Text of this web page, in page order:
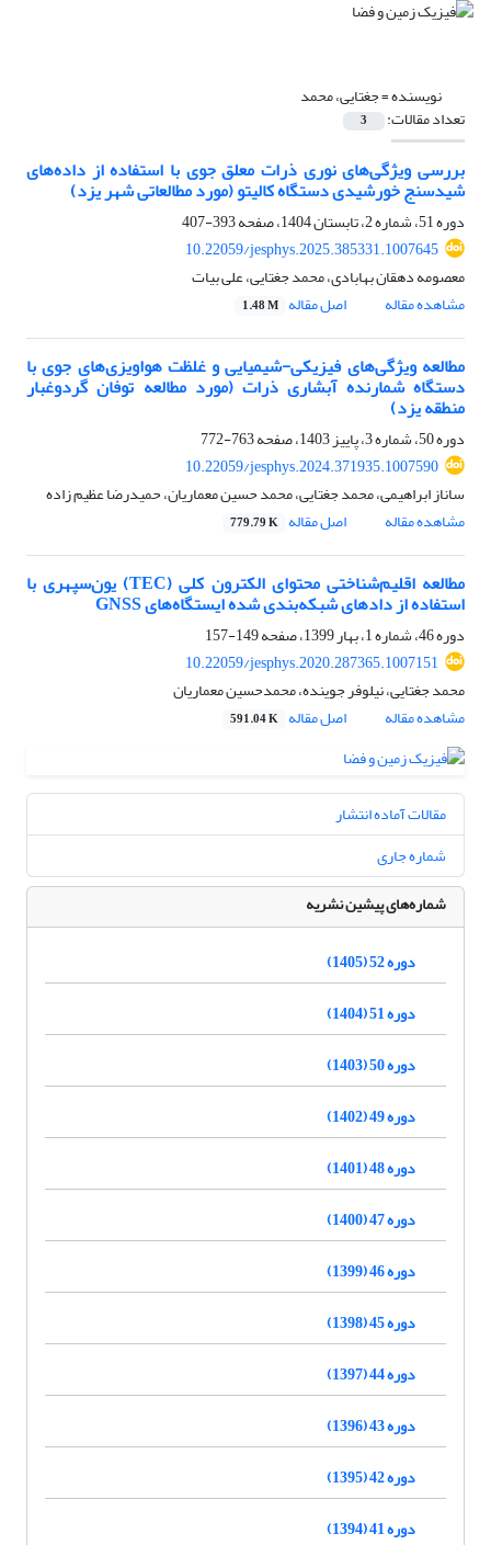
نویسنده =جغتایی، محمد
تعداد مقالات: 3
بررسی ویژگی‌های نوری ذرات معلق جوی با استفاده از داده‌های
شیدسنج خورشیدی دستگاه کالیتو (مورد مطالعاتی شهر یزد)
دوره 51، شماره 2، تابستان 1404، صفحه
393-407
10.22059/jesphys.2025.385331.1007645
معصومه دهقان بهابادی، محمد جغتایی، علی بیات
مشاهده مقاله
اصل مقاله 1.48 M
مطالعه ویژگی‌های فیزیکی-شیمیایی و غلظت هواویزی‌های جوی با
دستگاه شمارنده آبشاری ذرات (مورد مطالعه توفان گردوغبار
منطقه یزد)
دوره 50، شماره 3، پاییز 1403، صفحه
763-772
10.22059/jesphys.2024.371935.1007590
ساناز ابراهیمی، محمد جغتایی، محمد حسین معماریان، حمیدرضا عظیم زاده
مشاهده مقاله
اصل مقاله 779.79 K
مطالعه اقلیم‌شناختی محتوای الکترون کلی (TEC) یون‌سپهری با
استفاده از داد‌های شبکه‌بندی شده ایستگاه‌های GNSS
دوره 46، شماره 1، بهار 1399، صفحه
149-157
10.22059/jesphys.2020.287365.1007151
محمد جغتایی، نیلوفر جوینده، محمدحسین معماریان
مشاهده مقاله
اصل مقاله 591.04 K
مقالات آماده انتشار
شماره جاری
شماره‌های پیشین نشریه
دوره 52 (1405)
دوره 51 (1404)
دوره 50 (1403)
دوره 49 (1402)
دوره 48 (1401)
دوره 47 (1400)
دوره 46 (1399)
دوره 45 (1398)
دوره 44 (1397)
دوره 43 (1396)
دوره 42 (1395)
دوره 41 (1394)